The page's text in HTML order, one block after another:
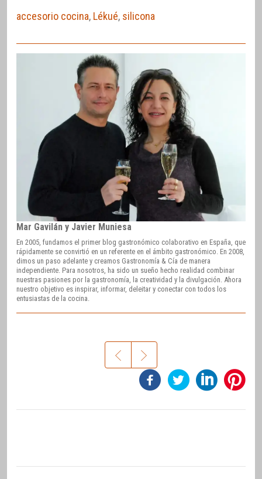
accesorio cocina, Lékué, silicona
Mar Gavilán y Javier Muniesa
En 2005, fundamos el primer blog gastronómico colaborativo en España, que
rápidamente se convirtió en un referente en el ámbito gastronómico. En 2008,
dimos un paso adelante y creamos Gastronomía & Cía de manera
independiente. Para nosotros, ha sido un sueño hecho realidad combinar
nuestras pasiones por la gastronomía, la creatividad y la divulgación. Ahora
nuestro objetivo es inspirar, informar, deleitar y conectar con todos los
entusiastas de la cocina.